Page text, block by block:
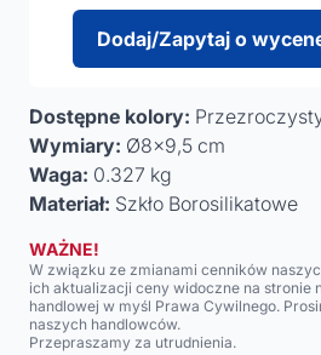
Dodaj/Zapytaj o
Dostępne kolory:
Wymiary: Ø8x9,5 cm
Waga: 0.327 kg
Materiał: Szkło Borosilikatowe
WAŻNE!
W związku ze zmianami cenników
ich aktualizacji ceny widoczne na stronie
handlowej w myśl Prawa Cywilnego.
naszych handlowców.
Przepraszamy za utrudnienia.